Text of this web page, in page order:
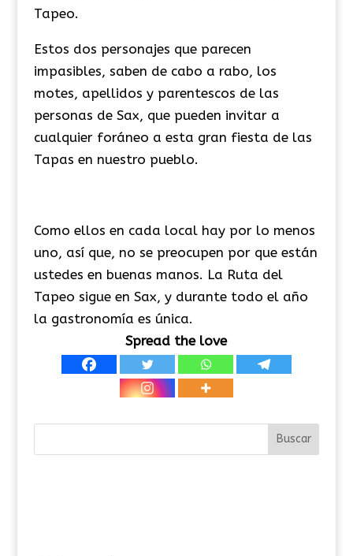
Tapeo.
Estos dos personajes que parecen
impasibles, saben de cabo a rabo, los
motes, apellidos y parentescos de las
personas de Sax, que pueden invitar a
cualquier foráneo a esta gran fiesta de las
Tapas en nuestro pueblo.
Como ellos en cada local hay por lo menos
uno, así que, no se preocupen por que están
ustedes en buenas manos. La Ruta del
Tapeo sigue en Sax, y durante todo el año
la gastronomía es única.
Spread the love